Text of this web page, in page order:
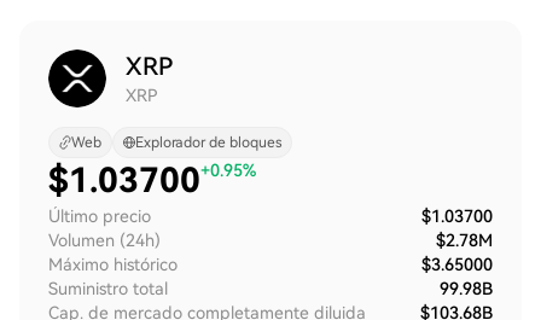
XRP
XRP
Web Explorador de bloques
$1.03700+0.95%
Último precio
$1.03700
Volumen (24h)
$2.78M
Máximo histórico
$3.65000
Suministro total
99.98B
Cap. de mercado completamente diluida
$103.68B